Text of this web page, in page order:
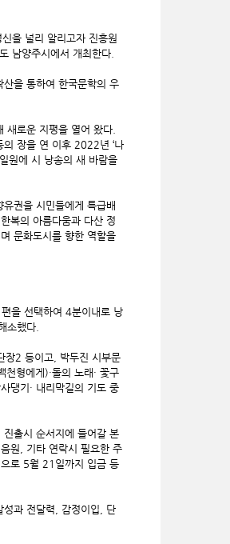
을 널리 알리고자 진흥원
남양주시에서 개최한다.
을 통하여 한국문학의 우
새로운 지평을 열어 왔다.
의 장을 연 이후 2022년 ‘나
원에 시 낭송의 새 바람을
권을 시민들에게 특급배
복의 아름다움과 다산 정
문화도시를 향한 역할을
을 선택하여 4분이내로 낭
소했다.
장2 등이고, 박두진 시부문
천형에게)·돌의 노래· 꽃구
댕기· 내리막길의 기도 중
출시 순서지에 들어갈 본
원, 기타 연락시 필요한 주
로 5월 21일까지 입금 등
과 전달력, 감정이입, 단